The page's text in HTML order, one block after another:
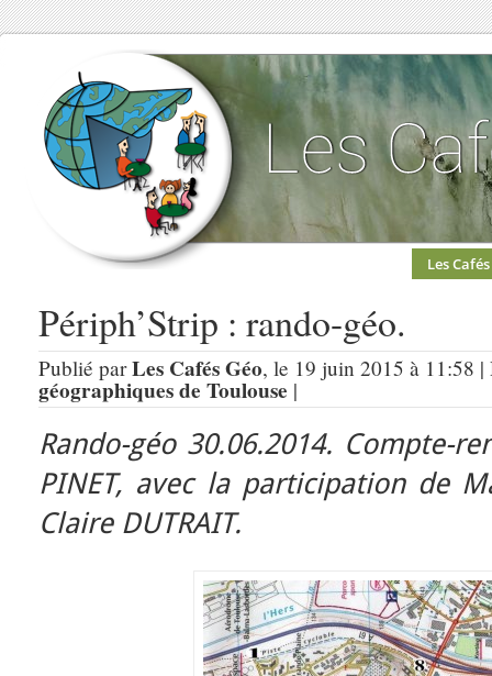
Les Cafés
Périph’Strip : rando-géo.
Publié parLes Cafés Géo, le 19 juin 2015 à 11:58
géographiques de Toulouse |
Rando-géo 30.06.2014. Compte-
PINET, avec la participation de
Claire DUTRAIT.